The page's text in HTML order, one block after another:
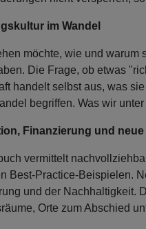
im Wandel
möchte, wie und warum
Die Frage, ob etwas
handelt selbst aus, was
begriffen. Was wir
Finanzierung und
vermittelt
Best-Practice-Beispielen.
und der Nachhaltigkeit.
Orte zum Abschied